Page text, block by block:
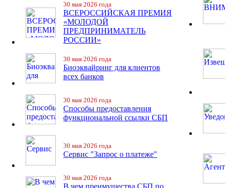
30 мая 2026 года
ВСЕРОССИЙСКАЯ ПРЕМИЯ
«МОЛОДОЙ
ПРЕДПРИНИМАТЕЛЬ
РОССИИ»
30 мая 2026 года
Биоэквайринг для клиентов
всех банков
30 мая 2026 года
Способы предоставления
функциональной ссылки СБП
30 мая 2026 года
Сервис "Запрос о платеже"
30 мая 2026 года
В чем преимущества СБП по